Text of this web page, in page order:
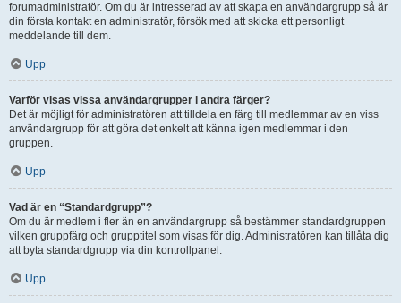
forumadministratör. Om du är intresserad av att skapa en användargrupp så är
din första kontakt en administratör, försök med att skicka ett personligt
meddelande till dem.
Upp
Varför visas vissa användargrupper i andra färger?
Det är möjligt för administratören att tilldela en färg till medlemmar av en viss
användargrupp för att göra det enkelt att känna igen medlemmar i den
gruppen.
Upp
Vad är en “Standardgrupp”?
Om du är medlem i fler än en användargrupp så bestämmer standardgruppen
vilken gruppfärg och grupptitel som visas för dig. Administratören kan tillåta dig
att byta standardgrupp via din kontrollpanel.
Upp